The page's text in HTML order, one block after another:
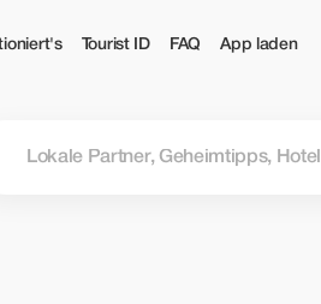
Tourist ID FAQ App laden